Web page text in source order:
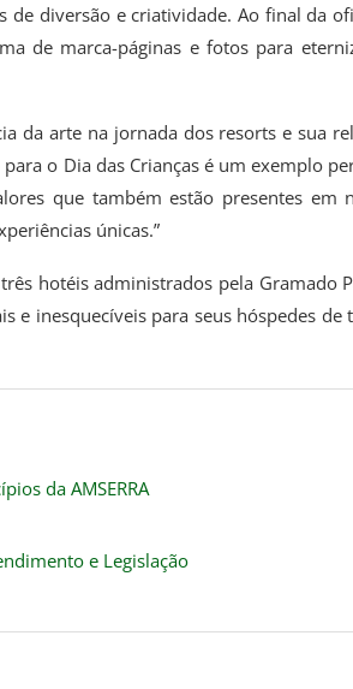
de diversão e criatividade. Ao final da
de marca-páginas e fotos para
da arte na jornada dos resorts e sua
o Dia das Crianças é um exemplo
que também estão presentes em
únicas.”
hotéis administrados pela Gramado
e inesquecíveis para seus hóspedes de
da AMSERRA
e Legislação